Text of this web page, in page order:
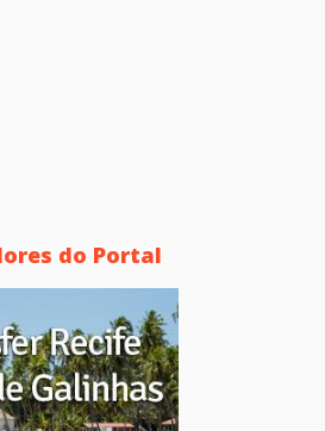
do Portal